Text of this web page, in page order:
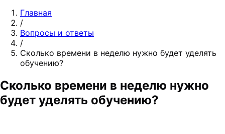
Главная
/
Вопросы и ответы
/
Сколько времени в неделю нужно будет уделять
обучению?
Сколько времени в неделю нужно
будет уделять обучению?